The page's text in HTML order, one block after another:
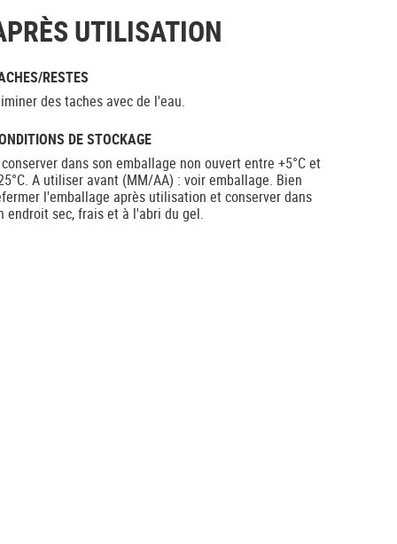
UTILISATION
RESTES
des taches avec de l'eau.
DE STOCKAGE
dans son emballage non ouvert entre +5°C et
A utiliser avant (MM/AA) : voir emballage. Bien
l'emballage après utilisation et conserver dans
endroit sec, frais et à l'abri du gel.